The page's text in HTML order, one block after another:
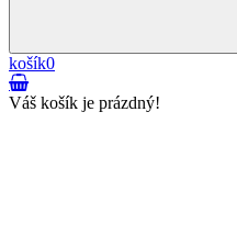
košík0
Váš košík je prázdný!